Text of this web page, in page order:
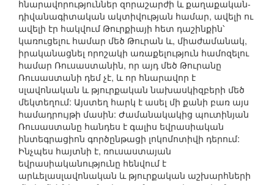
հնարավորություններ զորաշարժի և քաղաքական-
դիվանագիտական ակտիվության համար, ավելի ու
ավելի էր հակվում Թուրքիայի հետ դաշինքին՝
կառուցելու համար մեծ Թուրան և, միաժամանակ,
իրականացնել որոշակի առաքելություն համոզելու
համար Ռուսաստանին, որ այդ մեծ Թուրանը
Ռուսաստանի դեմ չէ, և որ հնարավոր է
սլավոնական և թյուրքական նախասկիզբերի մեծ
մեկտեղում: Այստեղ հարկ է ասել մի քանի բառ այս
համադրույթի մասին: Ժամանակակից պուտինյան
Ռուսաստանը հանդես է գալիս եվրասիական
ինտեգրացիոն գործընթացի լոկոմոտիվի դերում:
Ինչպես հայտնի է, ռուսաստայան
եվրասիականությունը հենվում է
արևելասլավոնական և թյուրքական աշխարհների